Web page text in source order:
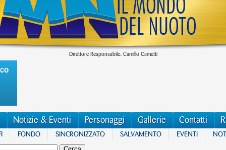
Direttore Responsabile: Camillo Cametti
Notizie & Eventi Personaggi Gallerie Contatti
FONDO SINCRONIZZATO SALVAMENTO EVENTI